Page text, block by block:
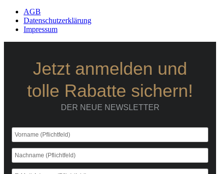
AGB
Datenschutzerklärung
Impressum
Jetzt anmelden und
tolle Rabatte sichern!
DER NEUE NEWSLETTER